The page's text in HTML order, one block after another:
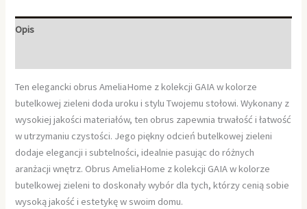
Opis
Ten elegancki obrus AmeliaHome z kolekcji GAIA w kolorze
butelkowej zieleni doda uroku i stylu Twojemu stołowi. Wykonany z
wysokiej jakości materiałów, ten obrus zapewnia trwałość i łatwość
w utrzymaniu czystości. Jego piękny odcień butelkowej zieleni
dodaje elegancji i subtelności, idealnie pasując do różnych
aranżacji wnętrz. Obrus AmeliaHome z kolekcji GAIA w kolorze
butelkowej zieleni to doskonały wybór dla tych, którzy cenią sobie
wysoką jakość i estetykę w swoim domu.